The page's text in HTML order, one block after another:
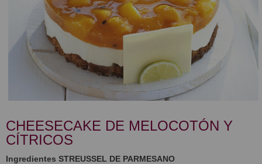
CHEESECAKE DE MELOCOTÓN Y
CÍTRICOS
Ingredientes STREUSSEL DE PARMESANO